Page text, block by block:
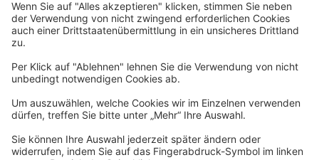
Newsletter
Per E-Mail informieren wir Sie über interessante Angebote.
Zum Newsletter anmelden
vhs Post
Zur vhs Post anmelden